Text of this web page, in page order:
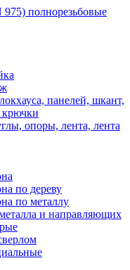
полнорезьбовые
панелей, шкант,
крючки
опоры, лента, лента
по дереву
по металлу
и направляющих